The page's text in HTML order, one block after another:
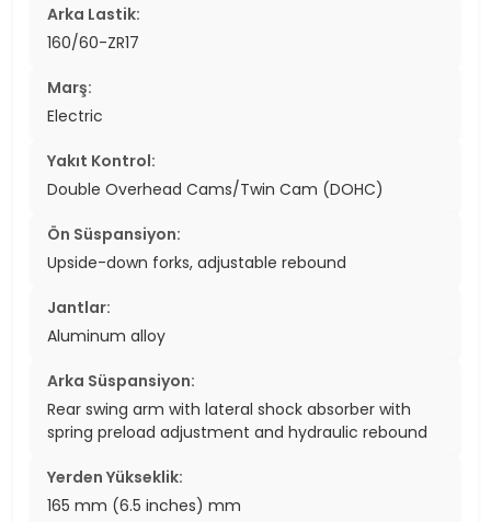
Arka Lastik:
160/60-ZR17
Marş:
Electric
Yakıt Kontrol:
Double Overhead Cams/Twin Cam (DOHC)
Ön Süspansiyon:
Upside-down forks, adjustable rebound
Jantlar:
Aluminum alloy
Arka Süspansiyon:
Rear swing arm with lateral shock absorber with
spring preload adjustment and hydraulic rebound
Yerden Yükseklik:
165 mm (6.5 inches) mm